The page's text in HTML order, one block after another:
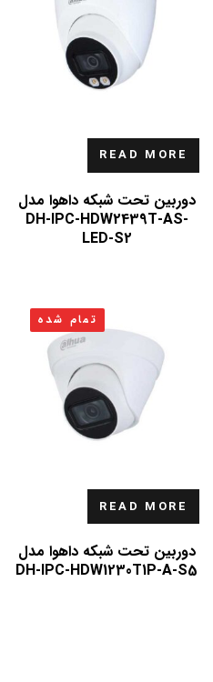
READ MORE
دوربین تحت شبکه داهوا مدل
DH-IPC-HDW2439T-AS-
LED-S2
تمام شده
READ MORE
دوربین تحت شبکه داهوا مدل
DH-IPC-HDW1230T1P-A-S5